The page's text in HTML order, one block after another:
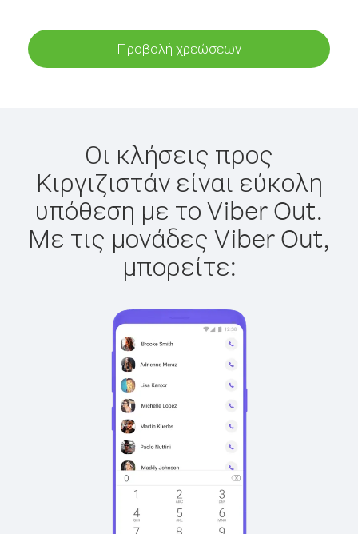
Προβολή χρεώσεων
Οι κλήσεις προς
Κιργιζιστάν είναι εύκολη
υπόθεση με το Viber Out.
Με τις μονάδες Viber Out,
μπορείτε: